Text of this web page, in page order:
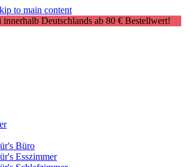
to main content
innerhalb Deutschlands ab 80 € Bestellwert!
Büro
Esszimmer